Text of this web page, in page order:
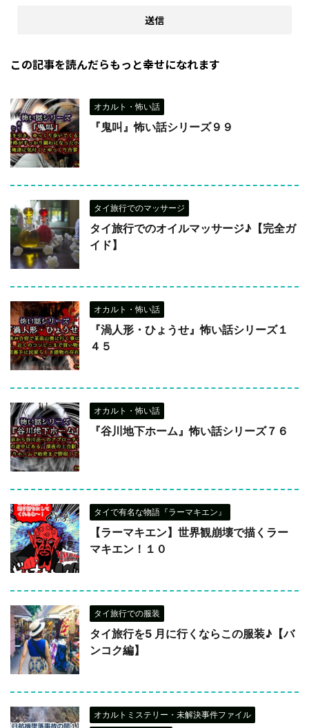
この記事を読んだらもっと幸せになれます
オカルト・怖い話
『鬼叫』怖い話シリーズ９９
タイ旅行でのマッサージ
タイ旅行でのオイルマッサージ♪【完全ガ
イド】
オカルト・怖い話
『渦人形・ひょうせ』怖い話シリーズ１
４５
オカルト・怖い話
『谷川地下ホーム』怖い話シリーズ７６
タイで有名な物語『ラーマキエン』
【ラーマキエン】世界観崩壊で描くラー
マキエン！１０
タイ旅行での服装
タイ旅行を5 月に行くならこの服装♪【バ
ンコク編】
オカルトミステリー・未解決事件ファイル